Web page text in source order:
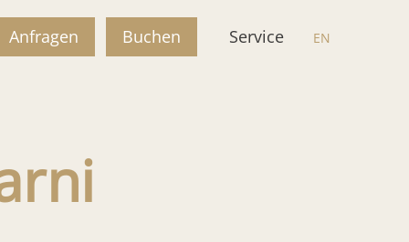
Anfragen Buchen Service EN